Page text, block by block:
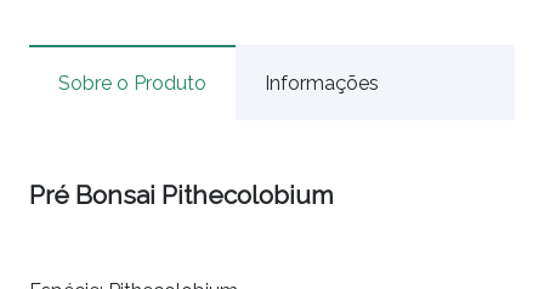
Sobre o Produto Informações
Pré Bonsai Pithecolobium